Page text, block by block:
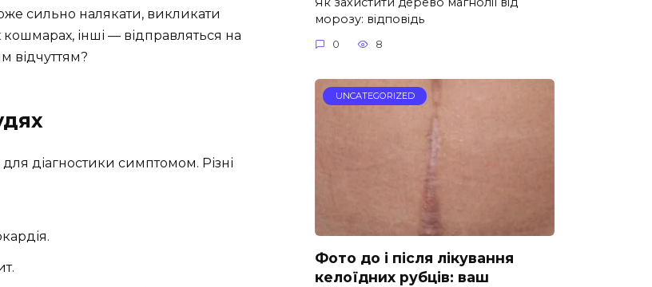
сильно налякати, викликати
інші — відправляться на
відчуттям?
діагностики симптомом. Різні
морозу: відповідь
0 8
UNCATEGORIZED
Фото до і після лікування
келоїдних рубців: ваш